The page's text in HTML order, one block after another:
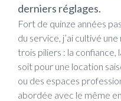
derniers réglages.
Fort de quinze années
du service, j’ai cultivé
trois piliers : la
soit pour une location
ou des espaces
abordée avec le même